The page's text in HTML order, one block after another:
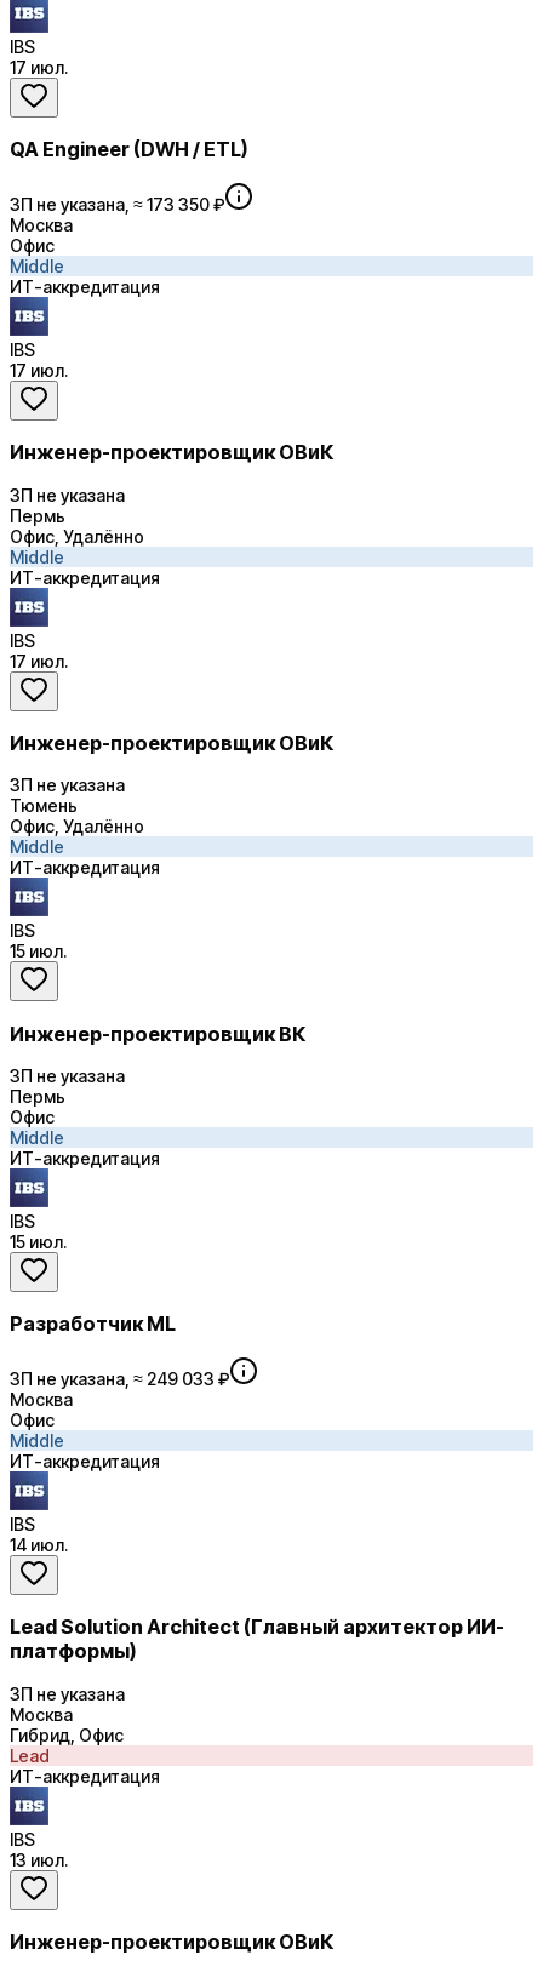
IBS
17 июл.
QA Engineer (DWH / ETL)
ЗП не указана, ≈ 173 350 ₽
Москва
Офис
Middle
ИТ-аккредитация
IBS
17 июл.
Инженер-проектировщик ОВиК
ЗП не указана
Пермь
Офис, Удалённо
Middle
ИТ-аккредитация
IBS
17 июл.
Инженер-проектировщик ОВиК
ЗП не указана
Тюмень
Офис, Удалённо
Middle
ИТ-аккредитация
IBS
15 июл.
Инженер-проектировщик ВК
ЗП не указана
Пермь
Офис
Middle
ИТ-аккредитация
IBS
15 июл.
Разработчик ML
ЗП не указана, ≈ 249 033 ₽
Москва
Офис
Middle
ИТ-аккредитация
IBS
14 июл.
Lead Solution Architect (Главный архитектор ИИ-
платформы)
ЗП не указана
Москва
Гибрид, Офис
Lead
ИТ-аккредитация
IBS
13 июл.
Инженер-проектировщик ОВиК